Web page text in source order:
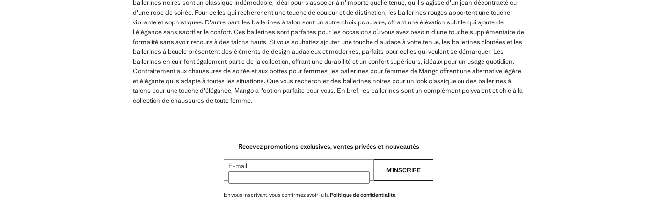
ballerines noires sont un classique indémodable, idéal pour s'associer à n'importe quelle tenue, qu'il s'agisse d'un jean décontracté ou
d'une robe de soirée. Pour celles qui recherchent une touche de couleur et de distinction, les ballerines rouges apportent une touche
vibrante et sophistiquée. D'autre part, les ballerines à talon sont un autre choix populaire, offrant une élévation subtile qui ajoute de
l'élégance sans sacrifier le confort. Ces ballerines sont parfaites pour les occasions où vous avez besoin d'une touche supplémentaire de
formalité sans avoir recours à des talons hauts. Si vous souhaitez ajouter une touche d'audace à votre tenue, les ballerines cloutées et les
ballerines à boucle présentent des éléments de design audacieux et modernes, parfaits pour celles qui veulent se démarquer. Les
ballerines en cuir font également partie de la collection, offrant une durabilité et un confort supérieurs, idéaux pour un usage quotidien.
Contrairement aux chaussures de soirée et aux bottes pour femmes, les ballerines pour femmes de Mango offrent une alternative légère
et élégante qui s'adapte à toutes les situations. Que vous recherchiez des ballerines noires pour un look classique ou des ballerines à
talons pour une touche d'élégance, Mango a l'option parfaite pour vous. En bref, les ballerines sont un complément polyvalent et chic à la
collection de chaussures de toute femme.
Recevez promotions exclusives, ventes privées et nouveautés
E-mail M’INSCRIRE
En vous inscrivant, vous confirmez avoir lu laPolitique de confidentialité.